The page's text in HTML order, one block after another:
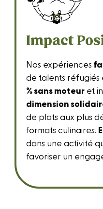
Impact
Nos expériences
de talents réfugiés
% sans moteur et
dimension
de plats aux plus
formats culinaires.
dans une activité
favoriser un